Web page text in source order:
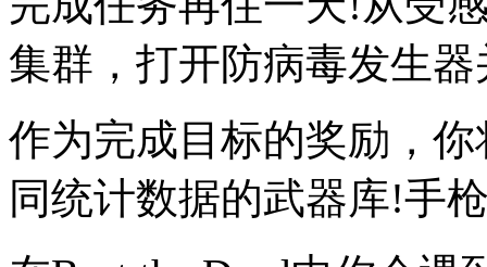
集群，打开防病毒发生
作为完成目标的奖励，
同统计数据的武器库!手